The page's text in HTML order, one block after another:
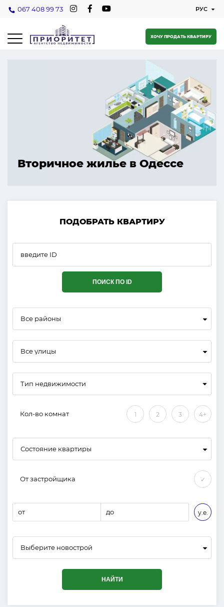
067 408 99 73
ХОЧУ ПРОДАТЬ КВАРТИРУ
Вторичное жилье в Одессе
ПОДОБРАТЬ КВАРТИРУ
ПОИСК ПО ID
Все районы
Все улицы
Кол-во комнат 1 2 3 4+
Состояние квартиры
От застройщика ✓
от до у.е.
Выберите новострой
НАЙТИ